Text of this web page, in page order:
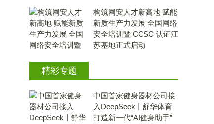
构筑网安人才新高地 赋能
新质生产力发展 全国网络
安全培训暨 CCSC 认证江
苏基地正式启动
精彩专题
中国首家健身器材公司接
入DeepSeek丨舒华体育
打造新一代“AI健身助手”